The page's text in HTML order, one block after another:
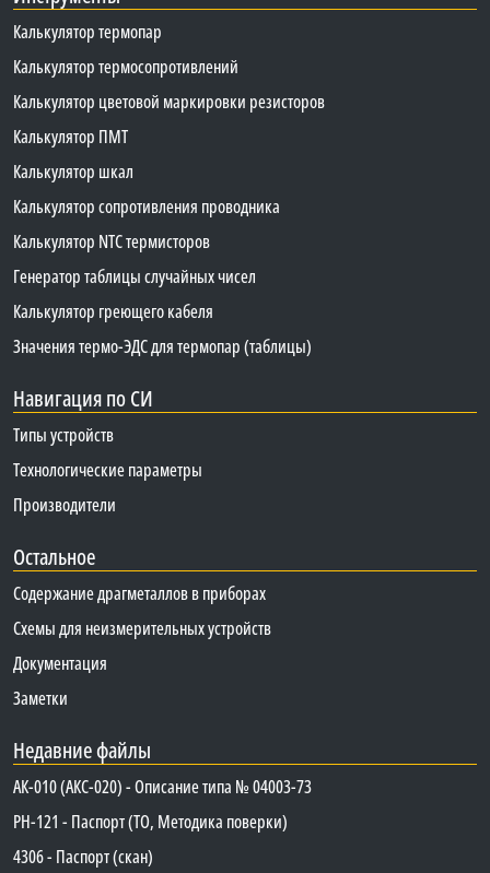
Калькулятор термопар
Калькулятор термосопротивлений
Калькулятор цветовой маркировки резисторов
Калькулятор ПМТ
Калькулятор шкал
Калькулятор сопротивления проводника
Калькулятор NTC термисторов
Генератор таблицы случайных чисел
Калькулятор греющего кабеля
Значения термо-ЭДС для термопар (таблицы)
Навигация по СИ
Типы устройств
Технологические параметры
Производители
Остальное
Содержание драгметаллов в приборах
Схемы для неизмерительных устройств
Документация
Заметки
Недавние файлы
АК-010 (АКС-020) - Описание типа № 04003-73
PH-121 - Паспорт (ТО, Методика поверки)
4306 - Паспорт (скан)